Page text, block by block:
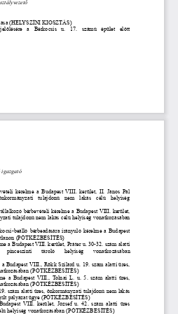
(HELYSZÍNI KIOSZTÁS)
a   Bérkocsis   u.   17.   számú   épület   előtt
igazgató
kérelme a Budapest VIII. kerület, II. János Pál
tulajdonú   nem   lakás   célú   helyiség
bérbevételi kérelme a Budapest VIII. kerület,
tulajdonú nem lakás célú helyiség vonatkozásában
beálló bérbeadására irányuló kérelme a Budapest
(PÓTKÉZBESÍTÉS)
a Budapest VIII. kerület, Práter u. 30-32. szám alatti
pinceszinti tároló   helyiség   vonatkozásában
Budapest VIII., Rökk Szilárd u. 19. szám alatti üres,
(PÓTKÉZBESÍTÉS)
a Budapest VIII., Tolnai L. u. 5. szám alatti üres,
(PÓTKÉZBESÍTÉS)
szám alatti üres, önkormányzati tulajdonú nem lakás
pályázat ügye (PÓTKÉZBESÍTÉS)
VIII. kerület, József u. 42. szám alatti üres
helyiség vonatkozásában (PÓTKÉZBESÍTÉS)